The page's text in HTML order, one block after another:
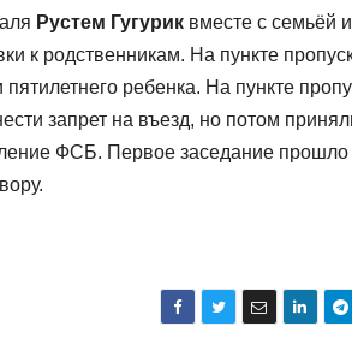
Рустем Гугурик вместе с семьёй и
к родственникам. На пункте
ребенка. На пункте
запрет на въезд, но потом
ФСБ. Первое заседание прошло